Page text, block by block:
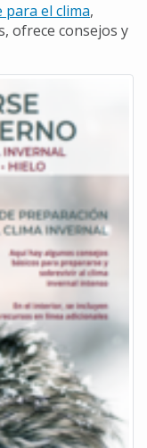
el clima,
ofrece consejos y